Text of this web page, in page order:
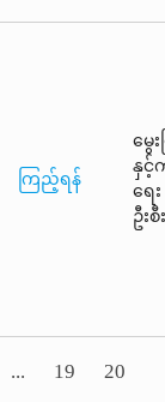
ကြည့်ရန်
မွေး
နှ
ရေး
ဦးစီ
... 19
20